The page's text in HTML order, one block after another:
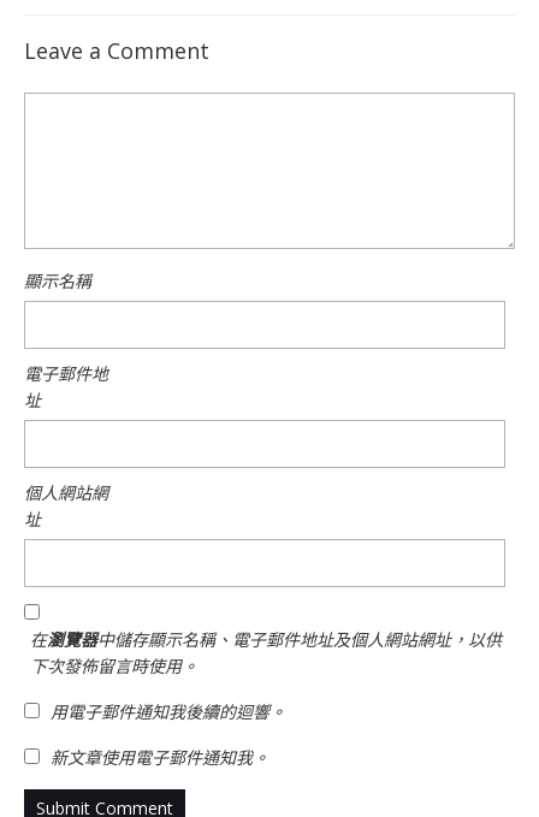
Leave a Comment
顯示名稱
電子郵件地
址
個人網站網
址
在瀏覽器中儲存顯示名稱、電子郵件地址及個人網站網址，以供
下次發佈留言時使用。
用電子郵件通知我後續的迴響。
新文章使用電子郵件通知我。